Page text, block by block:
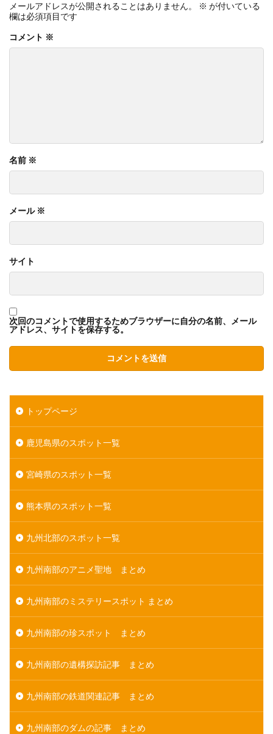
メールアドレスが公開されることはありません。 ※ が付いている
欄は必須項目です
コメント ※
名前 ※
メール ※
サイト
次回のコメントで使用するためブラウザーに自分の名前、メール
アドレス、サイトを保存する。
トップページ
鹿児島県のスポット一覧
宮崎県のスポット一覧
熊本県のスポット一覧
九州北部のスポット一覧
九州南部のアニメ聖地 まとめ
九州南部のミステリースポット まとめ
九州南部の珍スポット まとめ
九州南部の遺構探訪記事 まとめ
九州南部の鉄道関連記事 まとめ
九州南部のダムの記事 まとめ